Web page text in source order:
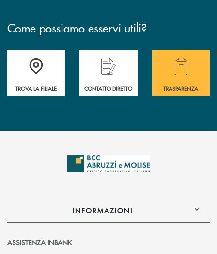
Come possiamo esservi utili?
Accedi all' elenco completo delle filiali .
TROVA LA FILIALE CONTATTO DIRETTO
Hai bisogno di
TRASPARENZA
INFORMAZIONI
ASSISTENZA INBANK